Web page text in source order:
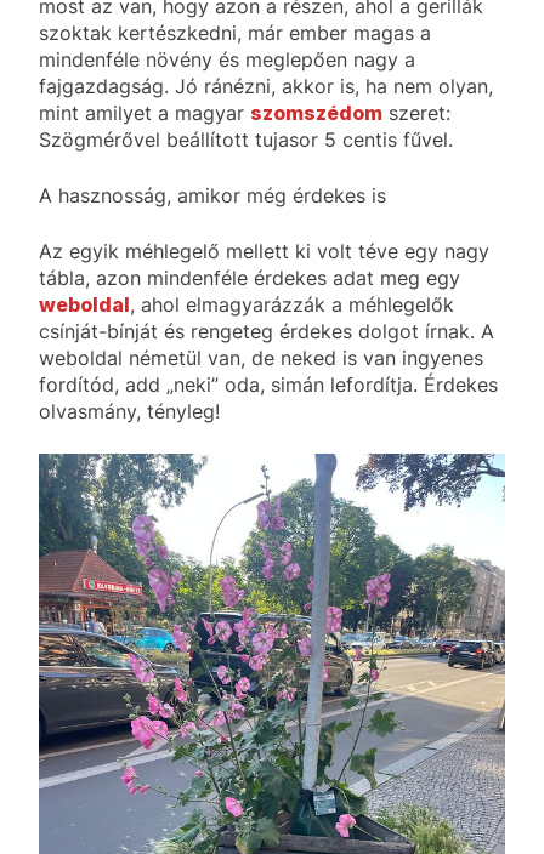
most az van, hogy azon a részen, ahol a gerillák
szoktak kertészkedni, már ember magas a
mindenféle növény és meglepően nagy a
fajgazdagság. Jó ránézni, akkor is, ha nem olyan,
mint amilyet a magyar szomszédom szeret:
Szögmérővel beállított tujasor 5 centis fűvel.
A hasznosság, amikor még érdekes is
Az egyik méhlegelő mellett ki volt téve egy nagy
tábla, azon mindenféle érdekes adat meg egy
weboldal, ahol elmagyarázzák a méhlegelők
csínját-bínját és rengeteg érdekes dolgot írnak. A
weboldal németül van, de neked is van ingyenes
fordítód, add „neki” oda, simán lefordítja. Érdekes
olvasmány, tényleg!